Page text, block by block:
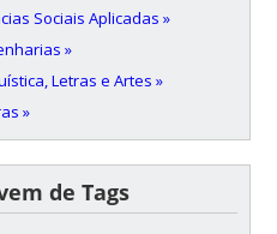
Sociais Aplicadas »
»
Letras e Artes »
»
de Tags